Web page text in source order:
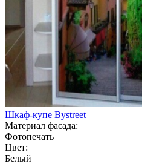
Шкаф-купе Bystreet
Материал фасада:
Фотопечать
Цвет:
Белый